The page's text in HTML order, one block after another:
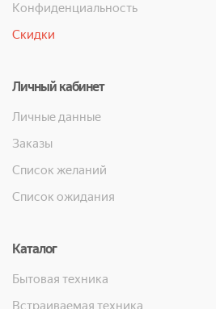
Конфиденциальность
Скидки
Личный кабинет
Личные данные
Заказы
Список желаний
Список ожидания
Каталог
Бытовая техника
Встраиваемая техника